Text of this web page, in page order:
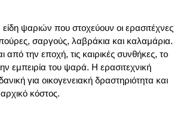
ψαριών που στοχεύουν οι ερασιτέχνες
σαργούς, λαβράκια και καλαμάρια.
από την εποχή, τις καιρικές συνθήκες, το
εμπειρία του ψαρά. Η ερασιτεχνική
για οικογενειακή δραστηριότητα και
κόστος.